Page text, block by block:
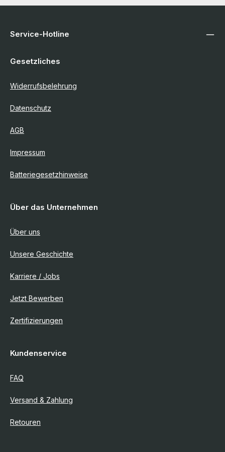
Service-Hotline
Gesetzliches
Widerrufsbelehrung
Datenschutz
AGB
Impressum
Batteriegesetzhinweise
Über das Unternehmen
Über uns
Unsere Geschichte
Karriere / Jobs
Jetzt Bewerben
Zertifizierungen
Kundenservice
FAQ
Versand & Zahlung
Retouren